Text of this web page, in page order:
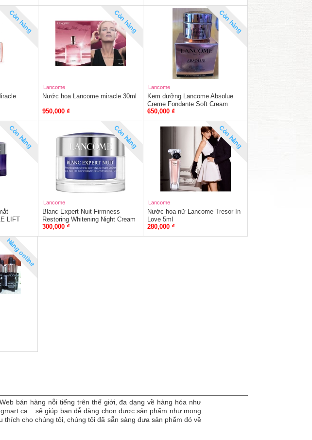
Còn hàng Còn hàng
Lancome
Nước hoa Lancome miracle 30ml
950,000 ₫
Còn hàng
Lancome
Kem dưỡng Lancome Absolue
Creme Fondante Soft Cream
15ml
650,000 ₫
Còn hàng
LIFT
Còn hàng
Lancome
Blanc Expert Nuit Firmness
Restoring Whitening Night Cream
, 15g
300,000 ₫
Còn hàng
Lancome
Nước hoa nữ Lancome Tresor In
Love 5ml
280,000 ₫
Hàng online
bán hàng nỗi tiếng trên thế giới, đa dạng về hàng hóa như
sẽ giúp bạn dễ dàng chọn được sản phẩm như mong
cho chúng tôi, chúng tôi đã sẵn sàng đưa sản phẩm đó về